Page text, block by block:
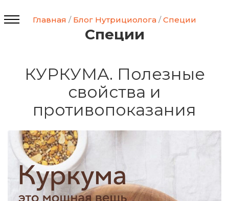
Главная / Блог Нутрициолога /Специи
Специи
КУРКУМА. Полезные
свойства и
противопоказания